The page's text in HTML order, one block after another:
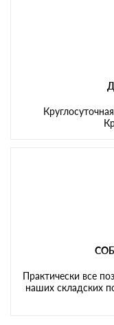
Практически все
наших складских